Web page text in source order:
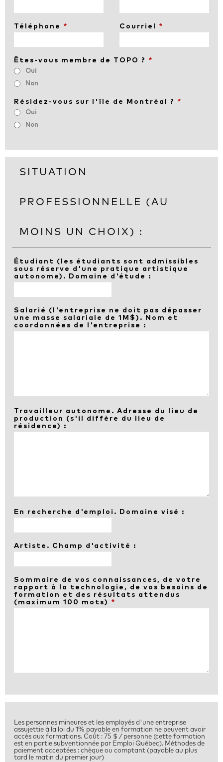
Téléphone * Courriel *
Êtes-vous membre de TOPO ? *
Oui
Non
Résidez-vous sur l'île de Montréal ? *
Oui
Non
SITUATION
PROFESSIONNELLE (AU
MOINS UN CHOIX) :
Étudiant (les étudiants sont admissibles
sous réserve d'une pratique artistique
autonome). Domaine d'étude :
Salarié (l'entreprise ne doit pas dépasser
une masse salariale de 1M$). Nom et
coordonnées de l'entreprise :
Travailleur autonome. Adresse du lieu de
production (s'il diffère du lieu de
résidence) :
En recherche d'emploi. Domaine visé :
Artiste. Champ d'activité :
Sommaire de vos connaissances, de votre
rapport à la technologie, de vos besoins de
formation et des résultats attendus
(maximum 100 mots) *
Les personnes mineures et les employés d'une entreprise
assujettie à la loi du 1% payable en formation ne peuvent avoir
accès aux formations. Coût : 75 $ / personne (cette formation
est en partie subventionnée par Emploi Québec). Méthodes de
paiement acceptées : chèque ou comptant (payable au plus
tard le matin du premier jour)